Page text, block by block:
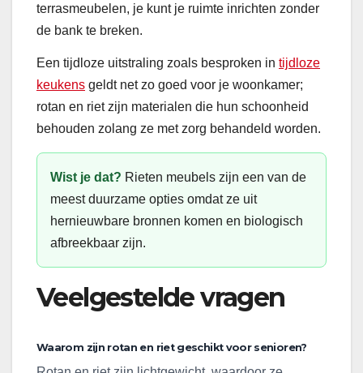
terrasmeubelen, je kunt je ruimte inrichten zonder
de bank te breken.
Een tijdloze uitstraling zoals besproken in tijdloze
keukens geldt net zo goed voor je woonkamer;
rotan en riet zijn materialen die hun schoonheid
behouden zolang ze met zorg behandeld worden.
Wist je dat? Rieten meubels zijn een van de
meest duurzame opties omdat ze uit
hernieuwbare bronnen komen en biologisch
afbreekbaar zijn.
Veelgestelde vragen
Waarom zijn rotan en riet geschikt voor senioren?